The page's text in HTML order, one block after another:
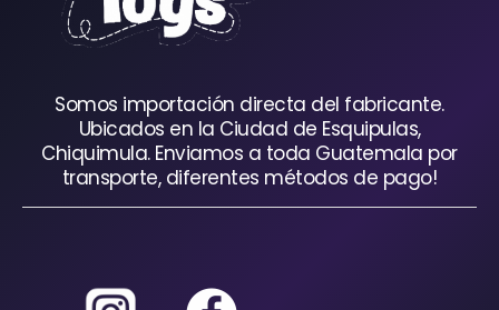
Somos importación directa del fabricante.
Ubicados en la Ciudad de Esquipulas,
Chiquimula. Enviamos a toda Guatemala por
transporte, diferentes métodos de pago!